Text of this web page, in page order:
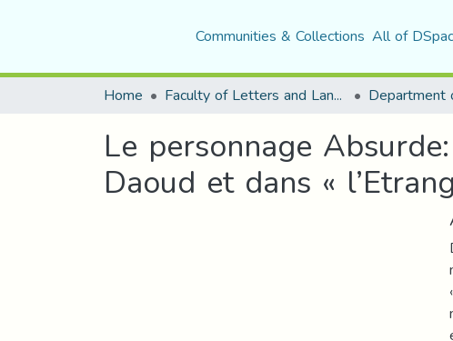
Communities & Collections All of
Home Faculty of Letters and Languages
Le personnage
Daoud et dans «